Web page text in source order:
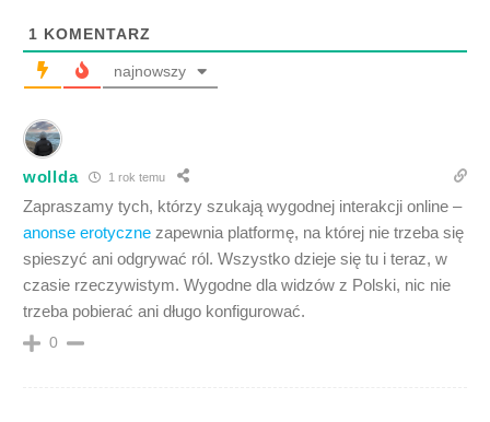
1 KOMENTARZ
najnowszy
wollda 1 rok temu
Zapraszamy tych, którzy szukają wygodnej interakcji online –
anonse erotyczne zapewnia platformę, na której nie trzeba się
spieszyć ani odgrywać ról. Wszystko dzieje się tu i teraz, w
czasie rzeczywistym. Wygodne dla widzów z Polski, nic nie
trzeba pobierać ani długo konfigurować.
0